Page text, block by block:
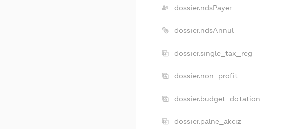
dossier.ndsPayer
dossier.ndsAnnul
dossier.single_tax_reg
dossier.non_profit
dossier.budget_dotation
dossier.palne_akciz